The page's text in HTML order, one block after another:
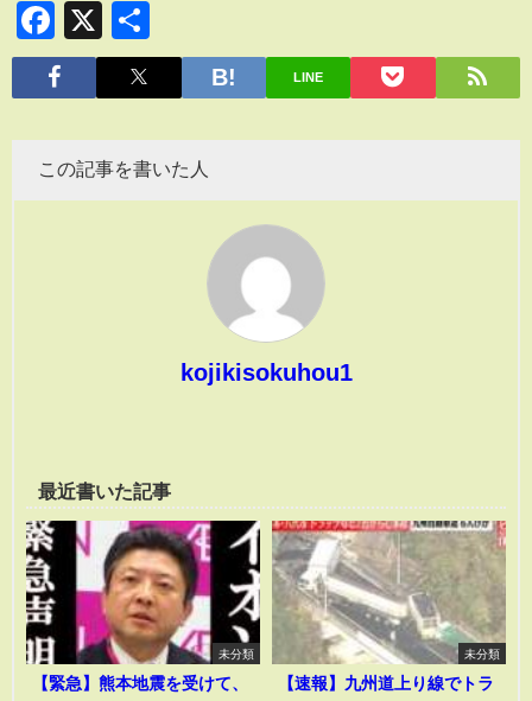
Facebook
X
有
LINE
この記事を書いた人
kojikisokuhou1
最近書いた記事
未分類
【緊急】熊本地震を受けて、
未分類
【速報】九州道上り線でトラ